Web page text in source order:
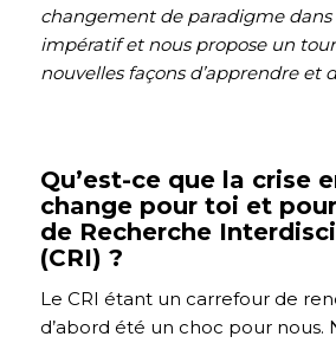
changement de paradigme dans
impératif et nous propose un tour
nouvelles façons d’apprendre et
Qu’est-ce que la crise
change pour toi et
de Recherche
(CRI) ?
Le CRI étant un carrefour de
d’abord été un choc pour nous.